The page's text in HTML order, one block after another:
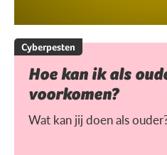
Cyberpesten
Hoe kan ik als
voorkomen?
Wat kan jij doen als